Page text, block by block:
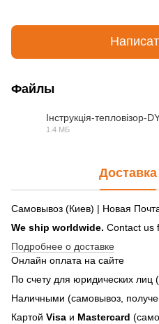
Файлы
Інструкція-тепловізор-
1.4 МБ
Доставка
Самовывоз (Киев) | Новая
We ship worldwide. Contact us
Подробнее о доставке
Онлайн оплата на сайте
По счету для юридических лиц (
Наличными (самовывоз,
Картой Visa и Mastercard